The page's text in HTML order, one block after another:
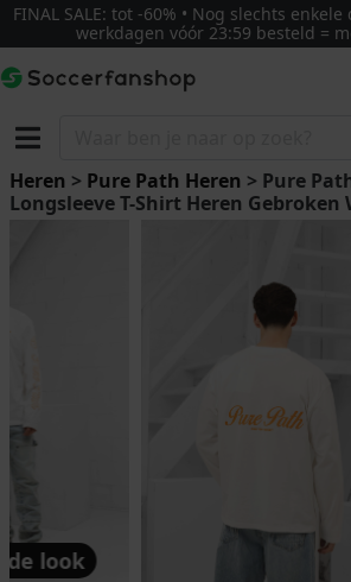
FINAL SALE: tot -60% • Nog slechts
werkdagen vóór 23:59 besteld =
Heren > Pure Path Heren > Pure
Longsleeve T-Shirt Heren
de look